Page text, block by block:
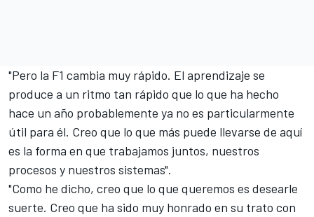
"Pero la F1 cambia muy rápido. El aprendizaje se
produce a un ritmo tan rápido que lo que ha hecho
hace un año probablemente ya no es particularmente
útil para él. Creo que lo que más puede llevarse de aquí
es la forma en que trabajamos juntos, nuestros
procesos y nuestros sistemas".
"Como he dicho, creo que lo que queremos es desearle
suerte. Creo que ha sido muy honrado en su trato con